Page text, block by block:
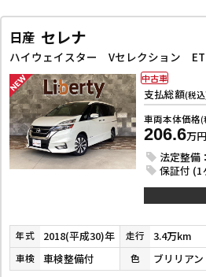
日産 セレナ
支払総額(税
車両本体価格(
206.6万円
法定整備
保証付 (1
中古車
年式 2018(平成30)年 走行 3.4万km
車検 車検整備付 色